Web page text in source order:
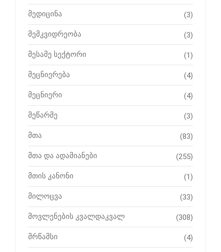
მედიცინა (3)
მემკვიდრეობა (3)
მესამე სექტორი (1)
მეცნიერება (4)
მეცნიერი (4)
მეწარმე (3)
მთა (83)
მთა და ადამიანები (255)
მთის კანონი (1)
მილოცვა (33)
მოვლენების კვალდაკვალ (308)
მრწამსი (4)